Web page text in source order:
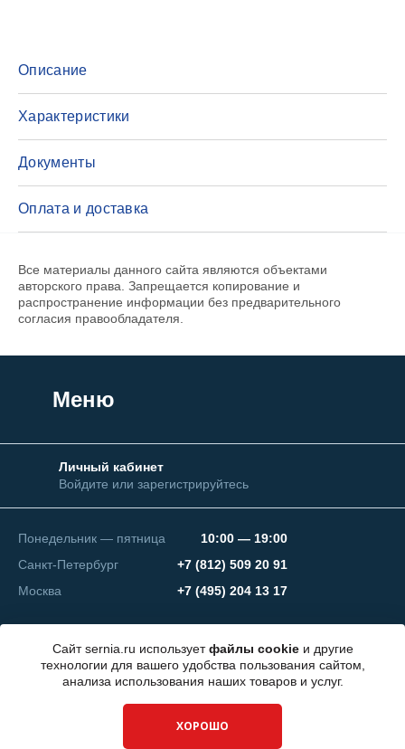
Сайт sernia.ru используетфайлы cookieи другие
технологии для вашего удобства пользования сайтом,
анализа использования наших товаров и услуг.
ХОРОШО
Описание
Характеристики
Документы
Оплата и доставка
Все материалы данного сайта являются объектами
авторского права. Запрещается копирование и
распространение информации без предварительного
согласия правообладателя.
Меню
Личный кабинет
Войдите или зарегистрируйтесь
Понедельник — пятница
10:00 — 19:00
Санкт-Петербург
+7 (812) 509 20 91
Москва
+7 (495) 204 13 17
Разработка сайта —